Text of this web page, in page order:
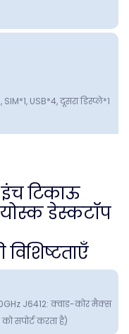
SIM*1, USB*4, दूसरा डिस्प्ले*1
J6412: क्वाड-कोर मैक्स
सपोर्ट करता है)